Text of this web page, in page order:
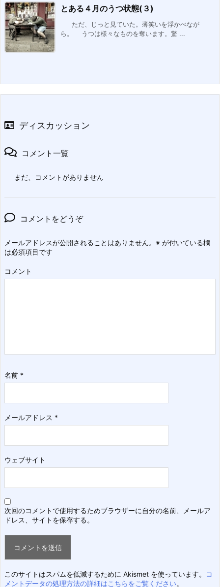
とある４月のうつ状態(３)
ただ、じっと見ていた。薄笑いを浮かべなが
ら。 うつは様々なものを奪います。驚 ...
ディスカッション
コメント一覧
まだ、コメントがありません
コメントをどうぞ
メールアドレスが公開されることはありません。 ※ が付いている欄
は必須項目です
コメント
名前 *
メールアドレス *
ウェブサイト
次回のコメントで使用するためブラウザーに自分の名前、メールア
ドレス、サイトを保存する。
このサイトはスパムを低減するために Akismet を使っています。
コ
メントデータの処理方法の詳細はこちらをご覧ください。